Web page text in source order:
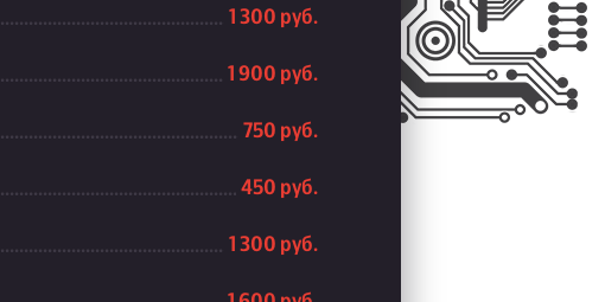
1 300 руб.
1 900 руб.
750 руб.
450 руб.
1 300 руб.